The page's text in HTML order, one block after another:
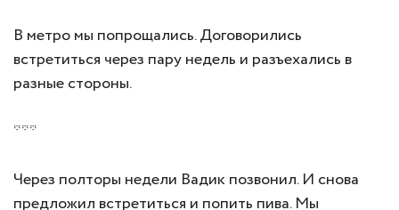
В метро мы попрощались. Договорились
встретиться через пару недель и разъехались в
разные стороны.
***
Через полторы недели Вадик позвонил. И снова
предложил встретиться и попить пива. Мы